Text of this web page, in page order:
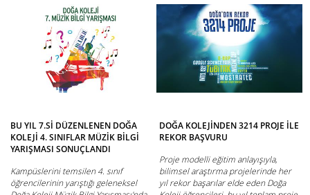
BU YIL 7.Sİ DÜZENLENEN DOĞA
KOLEJİ 4. SINIFLAR MÜZİK BİLGİ
YARIŞMASI SONUÇLANDI
Kampüslerini temsilen 4. sınıf
öğrencilerinin yarıştığı geleneksel
DOĞA KOLEJİNDEN 3214 PROJE İLE
REKOR BAŞVURU
Proje modelli eğitim anlayışıyla,
bilimsel araştırma projelerinde her
yıl rekor başarılar elde eden Doğa